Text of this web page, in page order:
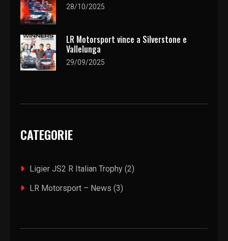
28/10/2025
LR Motorsport vince a Silverstone e
Vallelunga
29/09/2025
CATEGORIE
Ligier JS2 R Italian Trophy (2)
LR Motorsport – News (3)